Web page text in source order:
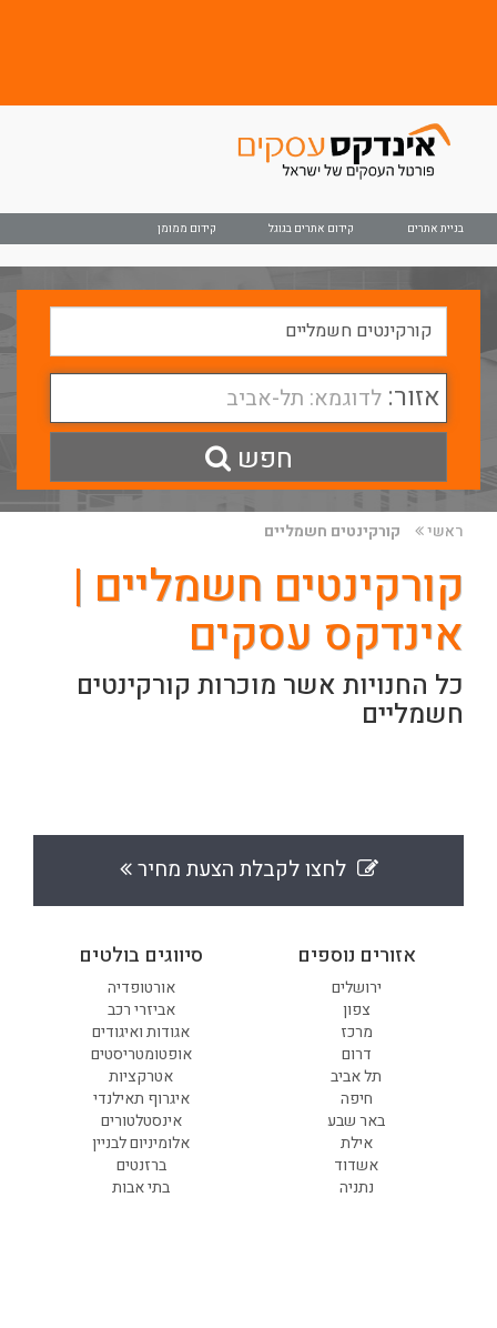
בניית אתרים קידום אתרים בגוגל קידום ממומן
אזור: לדוגמא: תל-אביב
חפש
ראשי קורקינטים חשמליים
קורקינטים חשמליים |
אינדקס עסקים
כל החנויות אשר מוכרות קורקינטים
חשמליים
לחצו לקבלת הצעת מחיר
סיווגים בולטים
אורטופדיה
אביזרי רכב
אגודות ואיגודים
אופטומטריסטים
אטרקציות
איגרוף תאילנדי
אינסטלטורים
אלומיניום לבניין
ברזנטים
בתי אבות
אזורים נוספים
ירושלים
צפון
מרכז
דרום
תל אביב
חיפה
באר שבע
אילת
אשדוד
נתניה